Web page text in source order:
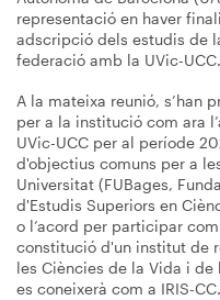
representació en haver
adscripció dels estudis de
federació amb la UVic-UCC.
A la mateixa reunió, s’han
per a la institució com ara
UVic-UCC per al període
d'objectius comuns per a
Universitat (FUBages,
d'Estudis Superiors en
o l’acord per participar
constitució d'un institut de
les Ciències de la Vida i
es coneixerà com a IRIS-CC.